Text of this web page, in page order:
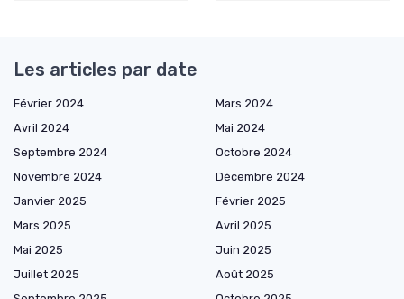
Les articles par date
Février 2024
Mars 2024
Avril 2024
Mai 2024
Septembre 2024
Octobre 2024
Novembre 2024
Décembre 2024
Janvier 2025
Février 2025
Mars 2025
Avril 2025
Mai 2025
Juin 2025
Juillet 2025
Août 2025